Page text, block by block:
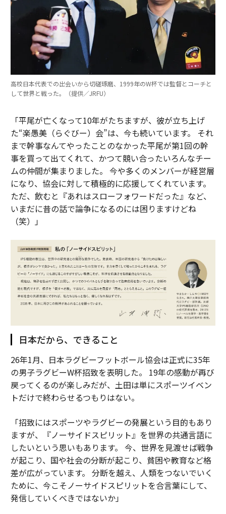
高校日本代表での出会いから切磋琢磨、1999年のW杯では監督とコーチと
して世界と戦った。（提供／JRFU）
「平尾が亡くなって10年がたちますが、彼が立ち上げ
た“楽愚美（らぐびー）会”は、今も続いています。 それ
まで幹事なんてやったことのなかった平尾が第1回の幹
事を買って出てくれて、かつて競い合ったいろんなチー
ムの仲間が集まりました。 今や多くのメンバーが経営層
になり、協会に対して積極的に応援してくれています。
ただ、飲むと『あれはスローフォワードだった』など、
いまだに昔の話で論争になるのには困りますけどね
（笑）」
日本だから、できること
26年1月、日本ラグビーフットボール協会は正式に35年
の男子ラグビーW杯招致を表明した。 19年の感動が再び
戻ってくるのが楽しみだが、土田は単にスポーツイベン
トだけで終わらせるつもりはない。
「招致にはスポーツやラグビーの発展という目的もあり
ますが、『ノーサイドスピリット』を世界の共通言語に
したいという思いもあります。 今、世界を見渡せば戦争
が起こり、国や社会の分断が起こり、貧困や教育など格
差が広がっています。 分断を越え、人類をつないでいく
ために、今こそノーサイドスピリットを合言葉にして、
発信していくべきではないか」